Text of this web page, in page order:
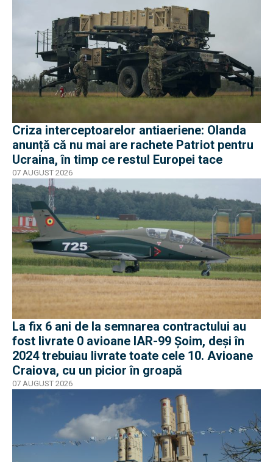
Criza interceptoarelor antiaeriene: Olanda
anunță că nu mai are rachete Patriot pentru
Ucraina, în timp ce restul Europei tace
07 AUGUST 2026
La fix 6 ani de la semnarea contractului au
fost livrate 0 avioane IAR-99 Șoim, deși în
2024 trebuiau livrate toate cele 10. Avioane
Craiova, cu un picior în groapă
07 AUGUST 2026